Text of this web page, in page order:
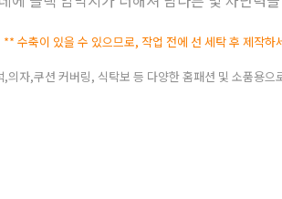
** 수축이 있을 수 있으므로, 작업 전에 선 세탁 후 제작하
,의자,쿠션 커버링, 식탁보 등 다양한 홈패션 및 소품용으